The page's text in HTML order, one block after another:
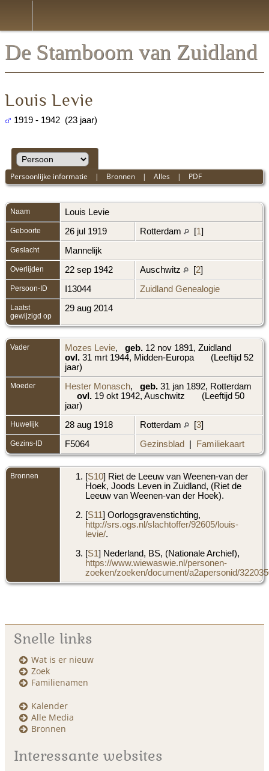
De Stamboom van Zuidland
Louis Levie
1919 - 1942 (23 jaar)
Persoonlijke informatie | Bronnen |Alles | PDF
Naam Louis Levie
Geboorte 26 jul 1919 Rotterdam [1 ]
Geslacht Mannelijk
Overlijden 22 sep 1942 Auschwitz [2]
Persoon-ID I13044 Zuidland Genealogie
Laatst
gewijzigd op
29 aug 2014
Vader Mozes Levie, geb. 12 nov 1891, Zuidland
ovl. 31 mrt 1944, Midden-Europa
(Leeftijd 52
jaar)
Moeder Hester Monasch, geb. 31 jan 1892, Rotterdam
ovl. 19 okt 1942, Auschwitz
(Leeftijd 50
jaar)
Huwelijk 28 aug 1918 Rotterdam [3]
Gezins-ID F5064 Gezinsblad Familiekaart
Bronnen [S10] Riet de Leeuw van Weenen-van der
Hoek, Joods Leven in Zuidland, (Riet de
Leeuw van Weenen-van der Hoek).
[S11 ] Oorlogsgravenstichting,
http://srs.ogs.nl/slachtoffer/92605/louis-
levie/.
[S1 ] Nederland, BS, (Nationale Archief),
https://www.wiewaswie.nl/personen-
zoeken/zoeken/document/a2apersonid/
Snelle links
Wat is er nieuw
Zoek
Familienamen
Kalender
Alle Media
Bronnen
Interessante websites